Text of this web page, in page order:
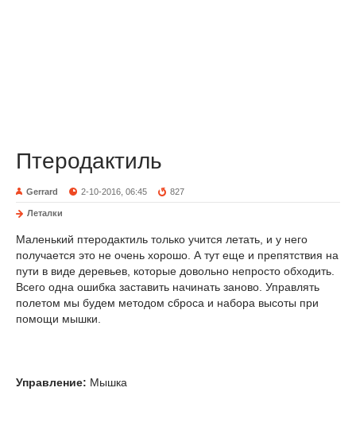
Птеродактиль
Gerrard 2-10-2016, 06:45 827
Леталки
Маленький птеродактиль только учится летать, и у него
получается это не очень хорошо. А тут еще и препятствия на
пути в виде деревьев, которые довольно непросто обходить.
Всего одна ошибка заставить начинать заново. Управлять
полетом мы будем методом сброса и набора высоты при
помощи мышки.
Управление: Мышка